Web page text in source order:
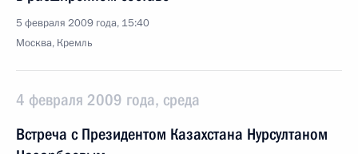
5 февраля 2009 года, 15:40
Москва, Кремль
4 февраля 2009 года, среда
Встреча с Президентом Казахстана Нурсултаном